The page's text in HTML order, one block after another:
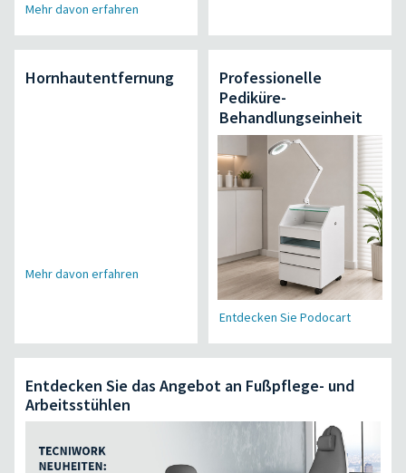
Mehr davon erfahren
Hornhautentfernung
Mehr davon erfahren
Professionelle
Pediküre-
Behandlungseinheit
Entdecken Sie Podocart
Entdecken Sie das Angebot an Fußpflege- und
Arbeitsstühlen